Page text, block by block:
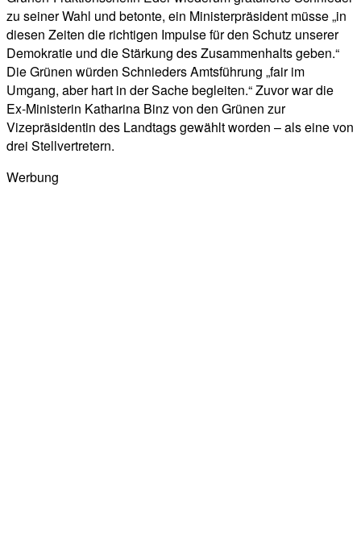
zu seiner Wahl und betonte, ein Ministerpräsident müsse „in
diesen Zeiten die richtigen Impulse für den Schutz unserer
Demokratie und die Stärkung des Zusammenhalts geben.“
Die Grünen würden Schnieders Amtsführung „fair im
Umgang, aber hart in der Sache begleiten.“ Zuvor war die
Ex-Ministerin Katharina Binz von den Grünen zur
Vizepräsidentin des Landtags gewählt worden – als eine von
drei Stellvertretern.
Werbung